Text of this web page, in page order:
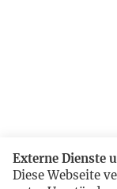
Externe Dienste
Diese Webseite